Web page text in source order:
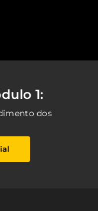
1:
dos